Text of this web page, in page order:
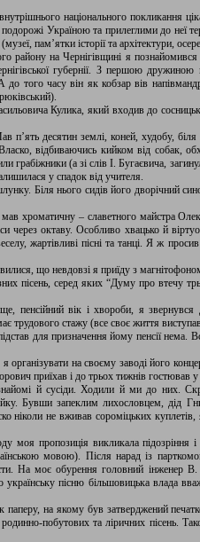
національного покликання
Україною та прилеглими до неї
пам’ятки історії та архітектури,
району на Чернігівщині я
губернії. З першою дружиною
того часу він як кобзар вів
Кулика, який входив до
десятин землі, коней, худобу,
відбиваючись кийком від собак,
(а зі слів І. Бугаєвича,
у спадок від учителя.
Біля нього сидів його дворічний
хроматичну – славетного майстра
через октаву. Особливо хвацько й
жартівливі пісні та танці. Я ж просив
що невдовзі я приїду з
пісень, серед яких “Думу про втечу
пенсійний вік і хвороби, я звернувся
трудового стажу (все своє життя
для призначення йому пенсії нема.
організувати на своєму заводі його
приїхав і до трьох тижнів гостював
й сусіди. Ходили й ми до них.
Бувши запеклим лихословцем, дід
ніколи не вживав сороміцьких
пропозиція викликала підозріння і
мовою). Після нарад із
На моє обурення головний інженер
пісню більшовицька влада
на якому був затверджений
побутових та ліричних пісень.